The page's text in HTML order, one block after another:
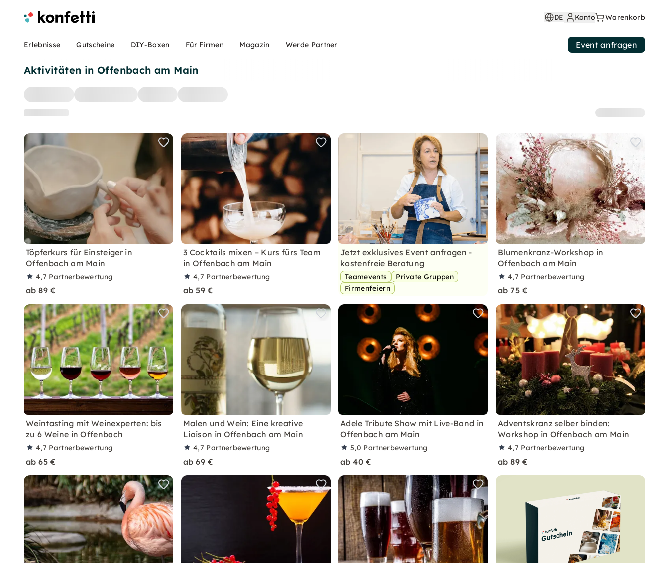
Aktivitäten in Offenbach am Main
Töpferkurs für Einsteiger in
Offenbach am Main
4,7 Partnerbewertung
ab 89 €
3 Cocktails mixen – Kurs fürs Team
in Offenbach am Main
4,7 Partnerbewertung
ab 59 €
Jetzt exklusives Event anfragen -
kostenfreie Beratung
Teamevents
Private Gruppen
Firmenfeiern
Blumenkranz-Workshop in
Offenbach am Main
4,7 Partnerbewertung
ab 75 €
Weintasting mit Weinexperten: bis
zu 6 Weine in Offenbach
4,7 Partnerbewertung
ab 65 €
Malen und Wein: Eine kreative
Liaison in Offenbach am Main
4,7 Partnerbewertung
ab 69 €
Adele Tribute Show mit Live-Band in
Offenbach am Main
5,0 Partnerbewertung
ab 40 €
Adventskranz selber binden:
Workshop in Offenbach am Main
4,7 Partnerbewertung
ab 89 €
DE Konto Warenkorb
Erlebnisse Gutscheine DIY-Boxen Für Firmen Magazin Werde Partner Event anfragen